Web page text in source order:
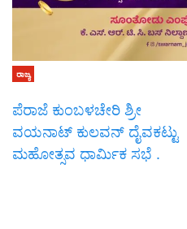
ರಾಜ್ಯ
ಪೆರಾಜೆ ಕುಂಬಳಚೇರಿ ಶ್ರೀ
ವಯನಾಟ್ ಕುಲವನ್ ದೈವಕಟ್ಟು
ಮಹೋತ್ಸವ ಧಾರ್ಮಿಕ ಸಭೆ .